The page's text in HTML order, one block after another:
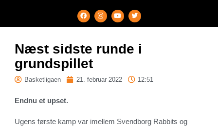
Næst sidste runde i
grundspillet
Basketligaen 21. februar 2022 12:51
Endnu et upset.
Ugens første kamp var imellem Svendborg Rabbits og